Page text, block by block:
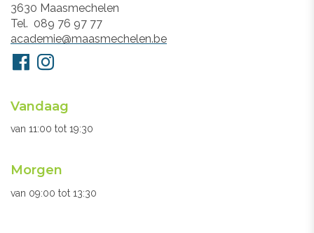
3630 Maasmechelen
Tel.
089 76 97 77
E-
mail
academie@maasmechelen.be
Volg
ons
FacebookInstagram
Openingsuren
secretariaat
Vandaag
van 11:00 tot 19:30
Morgen
van 09:00 tot 13:30